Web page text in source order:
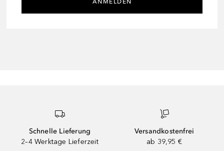
ANMELDEN
Schnelle Lieferung
2–4 Werktage Lieferzeit
Versandkostenfrei
ab 39,95 €